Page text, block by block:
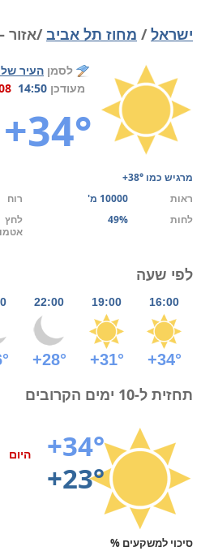
ישראל/ מחוז תל אביב/אזור
לסמן העיר
מעודכן 14:50
+34°
מרגיש כמו +38°
ראות
10000 מ' רוח
לחות
49%
לחץ
לפי שעה
16:00
19:00
22:00
+34°
+31°
+28°
תחזית ל-10 ימים הקרובים
+34°
+23°
היום
סיכוי למשקעים %